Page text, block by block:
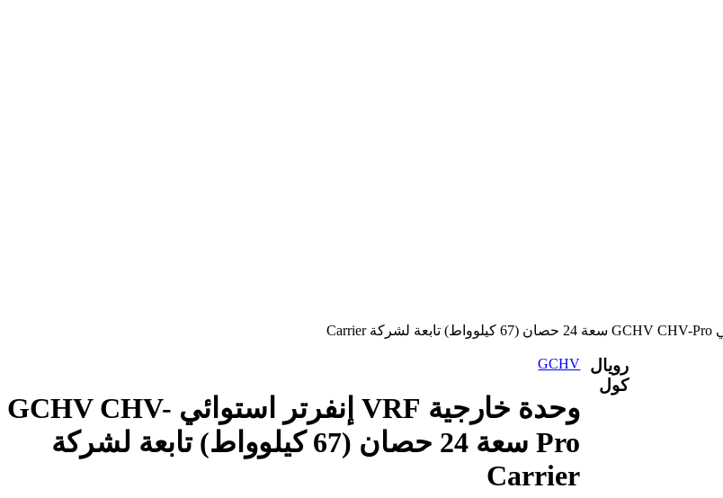
GCHV
وحدة خارجية VRF إنفرتر استوائي GCHV CHV-
Pro سعة 24 حصان (67 كيلوواط) تابعة لشركة
Carrier
رويال
كول